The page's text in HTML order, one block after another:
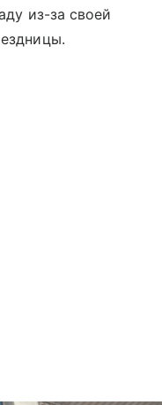
из-за своей